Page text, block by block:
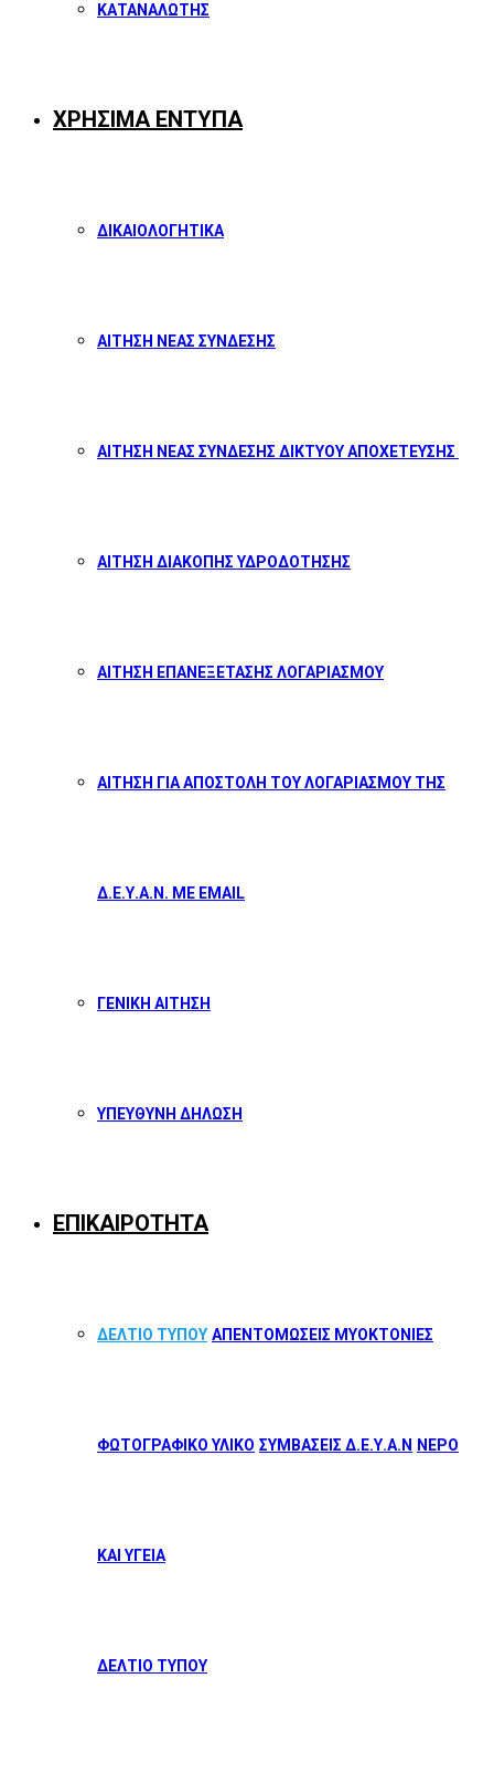
ΚΑΤΑΝΑΛΩΤΗΣ
ΧΡΗΣΙΜΑ ΕΝΤΥΠΑ
ΔΙΚΑΙΟΛΟΓΗΤΙΚΑ
ΑΙΤΗΣΗ ΝΕΑΣ ΣΥΝΔΕΣΗΣ
ΑΙΤΗΣΗ ΝΕΑΣ ΣΥΝΔΕΣΗΣ ΔΙΚΤΥΟΥ ΑΠΟΧΕΤΕΥΣΗΣ
ΑΙΤΗΣΗ ΔΙΑΚΟΠΗΣ ΥΔΡΟΔΟΤΗΣΗΣ
ΑΙΤΗΣΗ ΕΠΑΝΕΞΕΤΑΣΗΣ ΛΟΓΑΡΙΑΣΜΟΥ
ΑΙΤΗΣΗ ΓΙΑ ΑΠΟΣΤΟΛΗ ΤΟΥ ΛΟΓΑΡΙΑΣΜΟΥ ΤΗΣ
Δ.Ε.Υ.Α.Ν. ΜΕ EMAIL
ΓΕΝΙΚΗ ΑΙΤΗΣΗ
ΥΠΕΥΘΥΝΗ ΔΗΛΩΣΗ
ΕΠΙΚΑΙΡΟΤΗΤΑ
ΔΕΛΤΙΟ ΤΥΠΟΥ ΑΠΕΝΤΟΜΩΣΕΙΣ ΜΥΟΚΤΟΝΙΕΣ
ΦΩΤΟΓΡΑΦΙΚΟ ΥΛΙΚΟ ΣΥΜΒΑΣΕΙΣ Δ.Ε.Υ.Α.Ν ΝΕΡΟ
ΚΑΙ ΥΓΕΙΑ
ΔΕΛΤΙΟ ΤΥΠΟΥ